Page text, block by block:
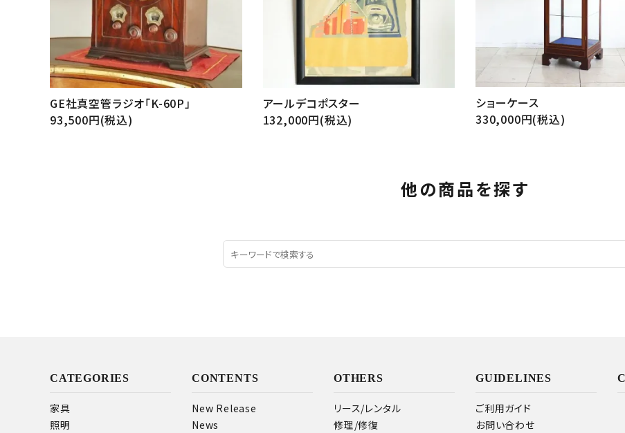
GE社真空管ラジオ「K-60P」
93,500円(税込)
アールデコポスター
132,000円(税込)
ショーケース
330,000円(税込)
他の商品を探す
CATEGORIES
家具
照明
CONTENTS
New Release
News
OTHERS
リース/レンタル
修理/修復
GUIDELINES
ご利用ガイド
お問い合わせ